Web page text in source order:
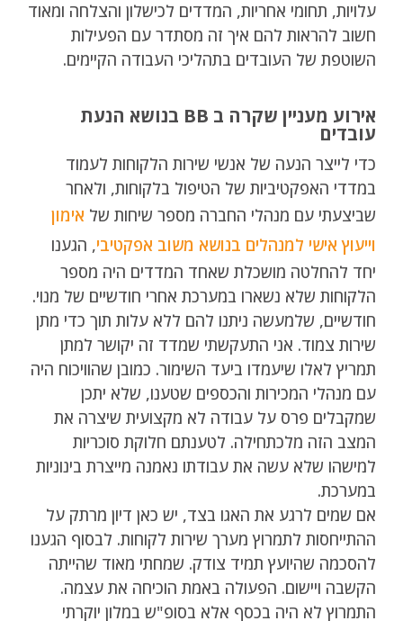
עלויות, תחומי אחריות, המדדים לכישלון והצלחה ומאוד
חשוב להראות להם איך זה מסתדר עם הפעילות
השוטפת של העובדים בתהליכי העבודה הקיימים.
אירוע מעניין שקרה ב BB בנושא הנעת
עובדים
כדי לייצר הנעה של אנשי שירות הלקוחות לעמוד
במדדי האפקטיביות של הטיפול בלקוחות, ולאחר
שביצעתי עם מנהלי החברה מספר שיחות של אימון
וייעוץ אישי למנהלים בנושא משוב אפקטיבי, הגענו
יחד להחלטה מושכלת שאחד המדדים היה מספר
הלקוחות שלא נשארו במערכת אחרי חודשיים של מנוי.
חודשיים, שלמעשה ניתנו להם ללא עלות תוך כדי מתן
שירות צמוד. אני התעקשתי שמדד זה יקושר למתן
תמריץ לאלו שיעמדו ביעד השימור. כמובן שהוויכוח היה
עם מנהלי המכירות והכספים שטענו, שלא יתכן
שמקבלים פרס על עבודה לא מקצועית שיצרה את
המצב הזה מלכתחילה. לטענתם חלוקת סוכריות
למישהו שלא עשה את עבודתו נאמנה מייצרת בינוניות
במערכת.
אם שמים לרגע את האגו בצד, יש כאן דיון מרתק על
ההתייחסות לתמרוץ מערך שירות לקוחות. לבסוף הגענו
להסכמה שהיועץ תמיד צודק. שמחתי מאוד שהייתה
הקשבה ויישום. הפעולה באמת הוכיחה את עצמה.
התמרוץ לא היה בכסף אלא בסופ"ש במלון יוקרתי